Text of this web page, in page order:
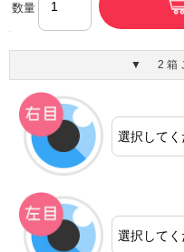
数量
▼ 2箱